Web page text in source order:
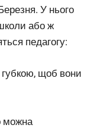
У нього
або ж
педагогу:
губкою, щоб вони
можна